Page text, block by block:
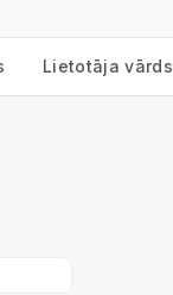
Lietotāja vārds